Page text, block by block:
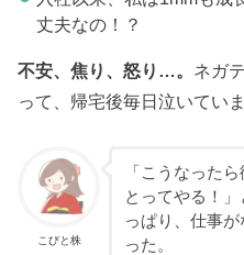
丈夫なの！？
不安、焦り、怒り…。 ネガ
って、帰宅後毎日泣いていま
こびと株
「こうなった
とってやる！
っぱり、仕事
った。